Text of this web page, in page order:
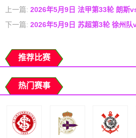
上一篇: 2026年5月9日 法甲第33轮 朗斯
下一篇: 2026年5月9日 苏超第3轮 徐州
推荐比赛
热门赛事